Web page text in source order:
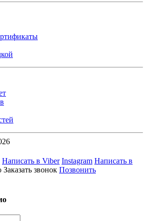
Написать в Viber Instagram Написать в
Заказать звонок Позвонить